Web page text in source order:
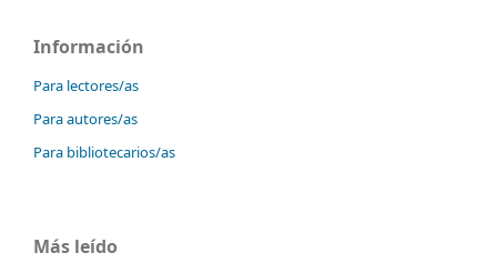
Información
Para lectores/as
Para autores/as
Para bibliotecarios/as
Más leído